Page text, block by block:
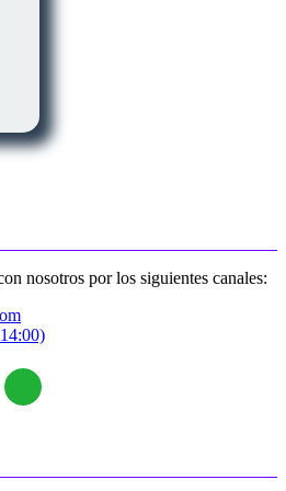
nosotros por los siguientes canales: